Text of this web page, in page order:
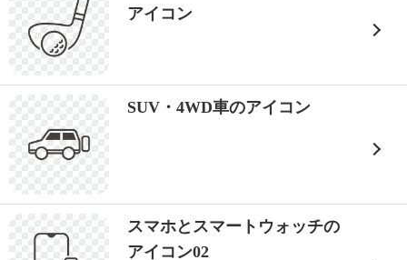
アイコン
SUV・4WD車のアイコン
スマホとスマートウォッチの
アイコン02